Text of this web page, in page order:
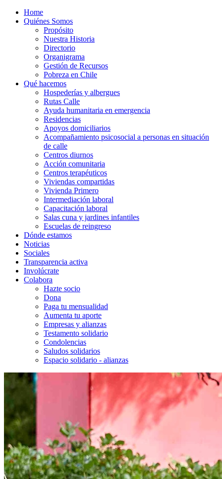
Home
Quiénes Somos
Propósito
Nuestra Historia
Directorio
Organigrama
Gestión de Recursos
Pobreza en Chile
Qué hacemos
Hospederías y albergues
Rutas Calle
Ayuda humanitaria en emergencia
Residencias
Apoyos domiciliarios
Acompañamiento psicosocial a personas en situación
de calle
Centros diurnos
Acción comunitaria
Centros terapéuticos
Viviendas compartidas
Vivienda Primero
Intermediación laboral
Capacitación laboral
Salas cuna y jardines infantiles
Escuelas de reingreso
Dónde estamos
Noticias
Sociales
Transparencia activa
Involúcrate
Colabora
Hazte socio
Dona
Paga tu mensualidad
Aumenta tu aporte
Empresas y alianzas
Testamento solidario
Condolencias
Saludos solidarios
Espacio solidario - alianzas